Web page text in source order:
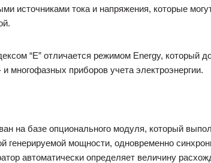
источниками тока и напряжения, которые
“E” отличается режимом Energy, который
многофазных приборов учета электроэнергии.
на базе опционального модуля, который
генерируемой мощности, одновременно
автоматически определяет величину